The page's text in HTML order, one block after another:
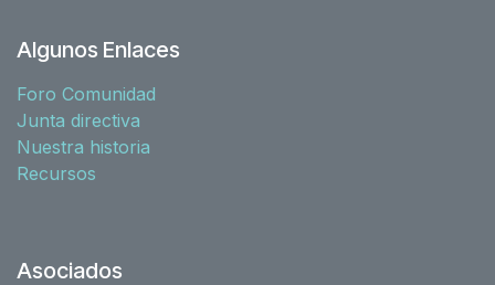
Algunos Enlaces
Foro Comunidad
Junta directiva
Nuestra historia
Recursos
Asociados